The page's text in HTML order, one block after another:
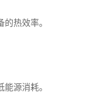
热效率。
源消耗。